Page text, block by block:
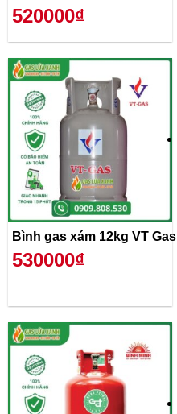
520000₫
Bình gas xám 12kg VT Gas
530000₫